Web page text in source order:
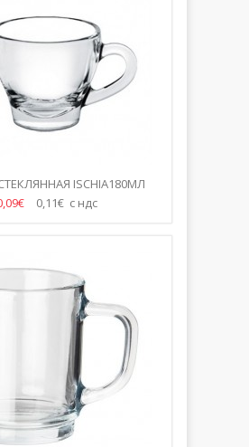
ISCHIA180МЛ
0,11€ с ндс